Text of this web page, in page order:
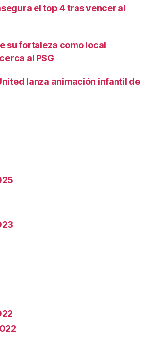
el top 4 tras vencer al
su fortaleza como local
al PSG
lanza animación infantil de